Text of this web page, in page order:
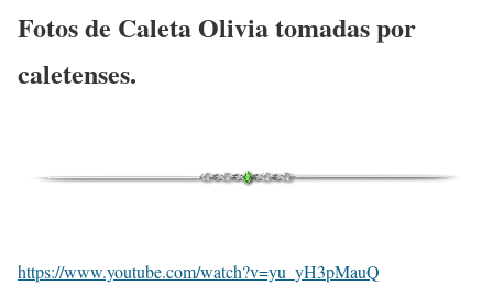
Fotos de Caleta Olivia tomadas por
caletenses.
https://www.youtube.com/watch?v=yu_yH3pMauQ